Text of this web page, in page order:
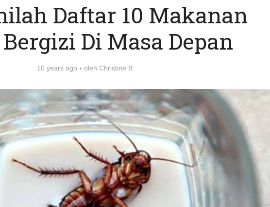
Daftar 10 Makanan
Di Masa Depan
10 years ago oleh Christine B.